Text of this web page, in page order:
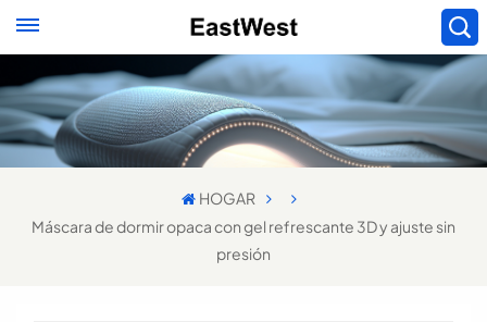
HOGAR
Máscara de dormir opaca con gel refrescante 3D y ajuste sin
presión